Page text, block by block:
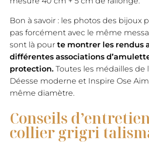
Bon à savoir : les photos des bijoux
pas forcément avec le même
sont là pour te montrer les rendus
différentes associations
protection. Toutes les médailles de
Déesse moderne et Inspire Ose
même diamètre.
Conseils
collier grigri